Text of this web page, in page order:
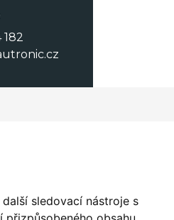
sledovací nástroje s
182